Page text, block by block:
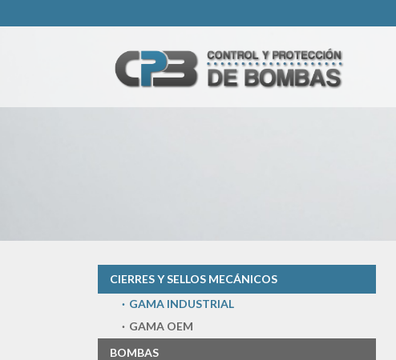
CIERRES Y SELLOS MECÁNICOS
GAMA INDUSTRIAL
GAMA OEM
BOMBAS